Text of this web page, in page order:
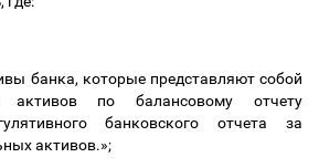
банка, которые представляют собой
активов по балансовому отчету
банковского отчета за
активов.»;